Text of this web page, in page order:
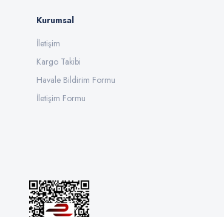
Kurumsal
İletişim
Kargo Takibi
Havale Bildirim Formu
İletişim Formu